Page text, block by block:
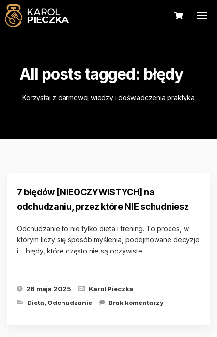
All posts tagged: błędy
Korzystaj z darmowej wiedzy i doświadczenia praktyka
7 błędów [NIEOCZYWISTYCH] na
odchudzaniu, przez które NIE schudniesz
Odchudzanie to nie tylko dieta i trening. To proces, w
którym liczy się sposób myślenia, podejmowane decyzje
i… błędy, które często nie są oczywiste.
26 maja 2025
Karol Pieczka
Dieta Odchudzanie Brak komentarzy